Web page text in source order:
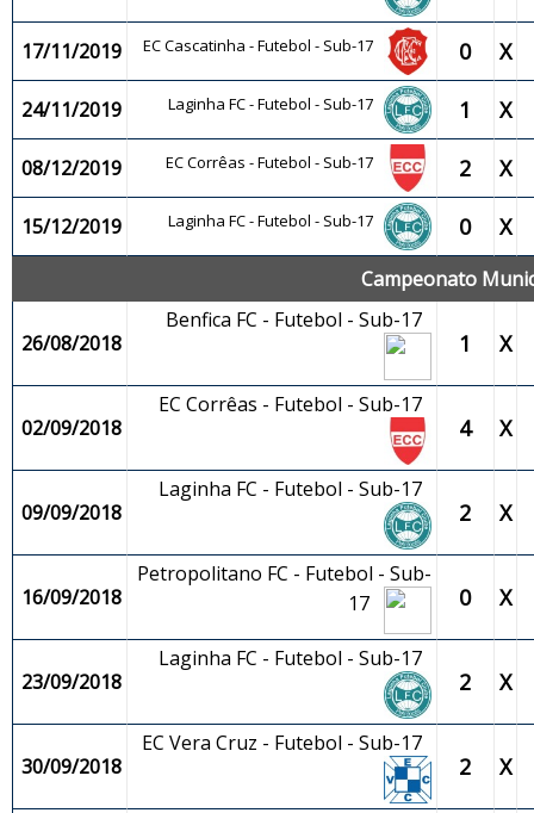
17/11/2019 EC Cascatinha - Futebol - Sub-17 0 X
24/11/2019 Laginha FC - Futebol - Sub-17 1 X
08/12/2019 EC Corrêas - Futebol - Sub-17 2 X
15/12/2019 Laginha FC - Futebol - Sub-17 0 X
Campeonato
26/08/2018
Benfica FC - Futebol - Sub-17
1 X
02/09/2018
EC Corrêas - Futebol - Sub-17
4 X
09/09/2018
Laginha FC - Futebol - Sub-17
2 X
16/09/2018
Petropolitano FC - Futebol - Sub-
17
0 X
23/09/2018
Laginha FC - Futebol - Sub-17
2 X
30/09/2018
EC Vera Cruz - Futebol - Sub-17
2 X